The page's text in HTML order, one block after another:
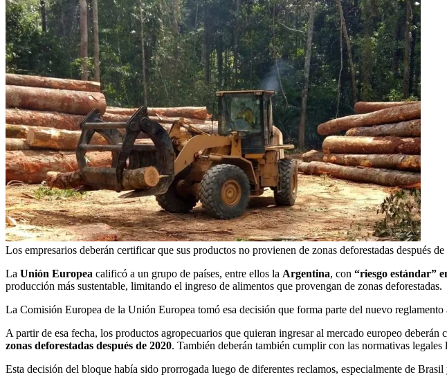
Los empresarios deberán certificar que sus productos no provienen de zonas deforestadas después de
La Unión Europea calificó a un grupo de países, entre ellos la Argentina, con “riesgo estándar”
producción más sustentable, limitando el ingreso de alimentos que provengan de zonas deforestadas.
La Comisión Europea de la Unión Europea tomó esa decisión que forma parte del nuevo
A partir de esa fecha, los productos agropecuarios que quieran ingresar al mercado europeo deberán
zonas deforestadas después de 2020. También deberán también cumplir con las normativas
Esta decisión del bloque había sido prorrogada luego de diferentes reclamos, especialmente de